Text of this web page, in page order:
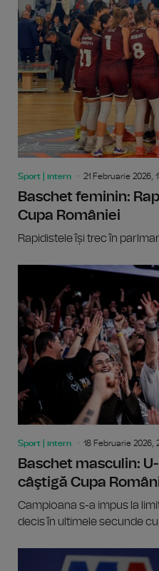
Sport | intern 21 Februarie 2026,
Baschet feminin:
Cupa României
Rapidistele își trec în
Sport | intern 18 Februarie 2026,
Baschet masculin:
câştigă Cupa
Campioana s-a impus la
decis în ultimele secunde cu